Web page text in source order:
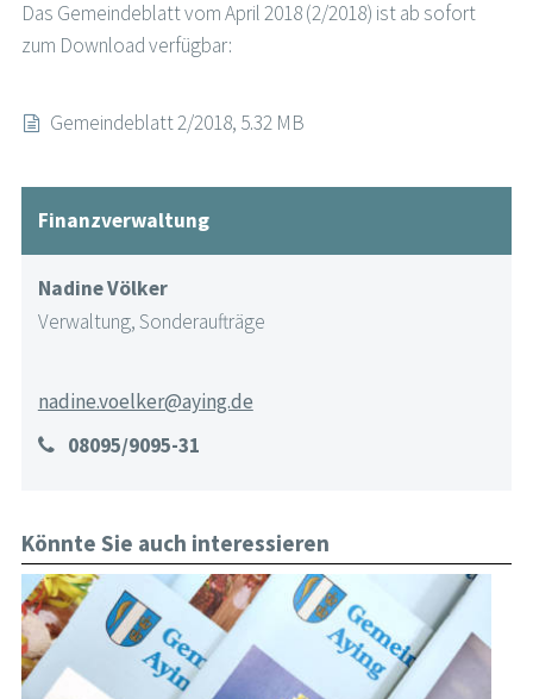
Das Gemeindeblatt vom April 2018 (2/2018) ist ab sofort
zum Download verfügbar:
Gemeindeblatt 2/2018, 5.32 MB
Finanzverwaltung
Nadine Völker
Verwaltung, Sonderaufträge
nadine.voelker@aying.de
08095/9095-31
Könnte Sie auch interessieren